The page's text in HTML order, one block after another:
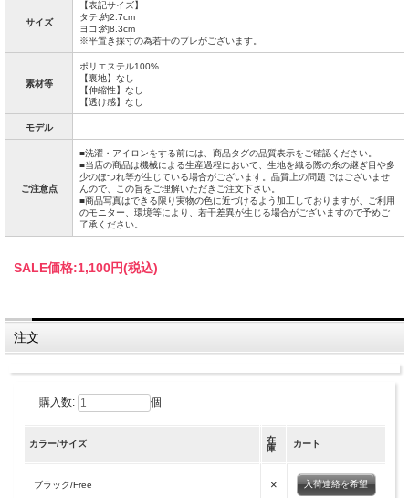
サイズ
【表記サイズ】
タテ:約2.7cm
ヨコ:約8.3cm
※平置き採寸の為若干のブレがございます。
素材等
ポリエステル100%
【裏地】なし
【伸縮性】なし
【透け感】なし
モデル
ご注意点
■洗濯・アイロンをする前には、商品タグの品質表示をご確認ください。
■当店の商品は機械による生産過程において、生地を織る際の糸の継ぎ目や多
少のほつれ等が生じている場合がございます。品質上の問題ではございませ
んので、この旨をご理解いただきご注文下さい。
■商品写真はできる限り実物の色に近づけるよう加工しておりますが、ご利用
のモニター、環境等により、若干差異が生じる場合がございますので予めご
了承ください。
SALE価格:1,100円(税込)
注文
購入数: 個
カラー/サイズ
在
庫
カート
ブラック/Free × 入荷連絡を希望